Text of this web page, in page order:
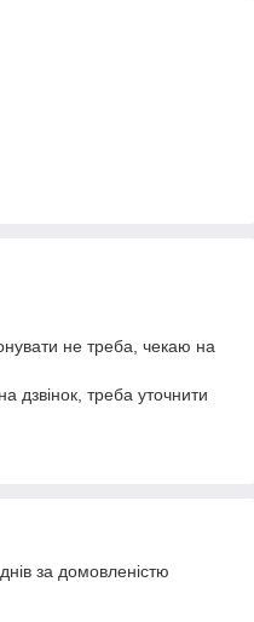
не треба, чекаю на
дзвінок, треба уточнити
за домовленістю